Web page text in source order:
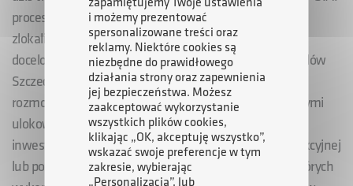
procesu kondensacji majątkowej, zakładającego
zlokalizowanie prowadzonej działalności stoczniowej
docelowo na obszarze ok. 5,4 ha. Z powyższych względów
Szczecińska stocznia prowadzi działania akwizycyjne i
rozmowy z potencjalnymi partnerami, zainteresowanymi
ulokowaniem na pozostałych wolnych terenach
inwestycyjnych (ok. 15 ha) własnej działalności produkcyjnej
lub powierzeniem do realizacji nowych kontraktów, których
i możemy prezentować
spersonalizowane treści oraz
reklamy. Niektóre cookies są
niezbędne do prawidłowego
działania strony oraz zapewnienia
jej bezpieczeństwa. Możesz
zaakceptować wykorzystanie
wszystkich plików cookies,
klikając „OK, akceptuję wszystko”,
wskazać swoje preferencje w tym
zakresie, wybierając
„Personalizacja”, lub